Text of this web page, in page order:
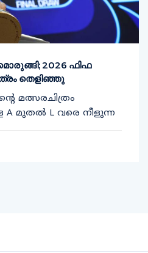
2026 ഫിഫ
തെളിഞ്ഞു
മത്സരചിത്രം
A മുതൽ L വരെ നീളുന്ന